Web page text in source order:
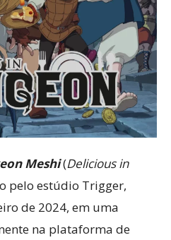
Meshi(Delicious in
pelo estúdio Trigger,
de 2024, em uma
na plataforma de